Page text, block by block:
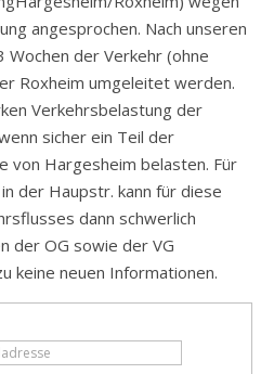
angesprochen. Nach unseren
der Verkehr (ohne
Roxheim umgeleitet werden.
Verkehrsbelastung der
sicher ein Teil der
von Hargesheim belasten. Für
der Haupstr. kann für diese
dann schwerlich
der OG sowie der VG
keine neuen Informationen.